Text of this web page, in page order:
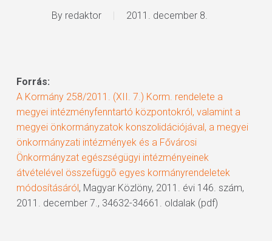
By redaktor 2011. december 8.
Forrás:
A Kormány 258/2011. (XII. 7.) Korm. rendelete a
megyei intézményfenntartó központokról, valamint a
megyei önkormányzatok konszolidációjával, a megyei
önkormányzati intézmények és a Fővárosi
Önkormányzat egészségügyi intézményeinek
átvételével összefüggõ egyes kormányrendeletek
módosításáról, Magyar Közlöny, 2011. évi 146. szám,
2011. december 7., 34632-34661. oldalak (pdf)